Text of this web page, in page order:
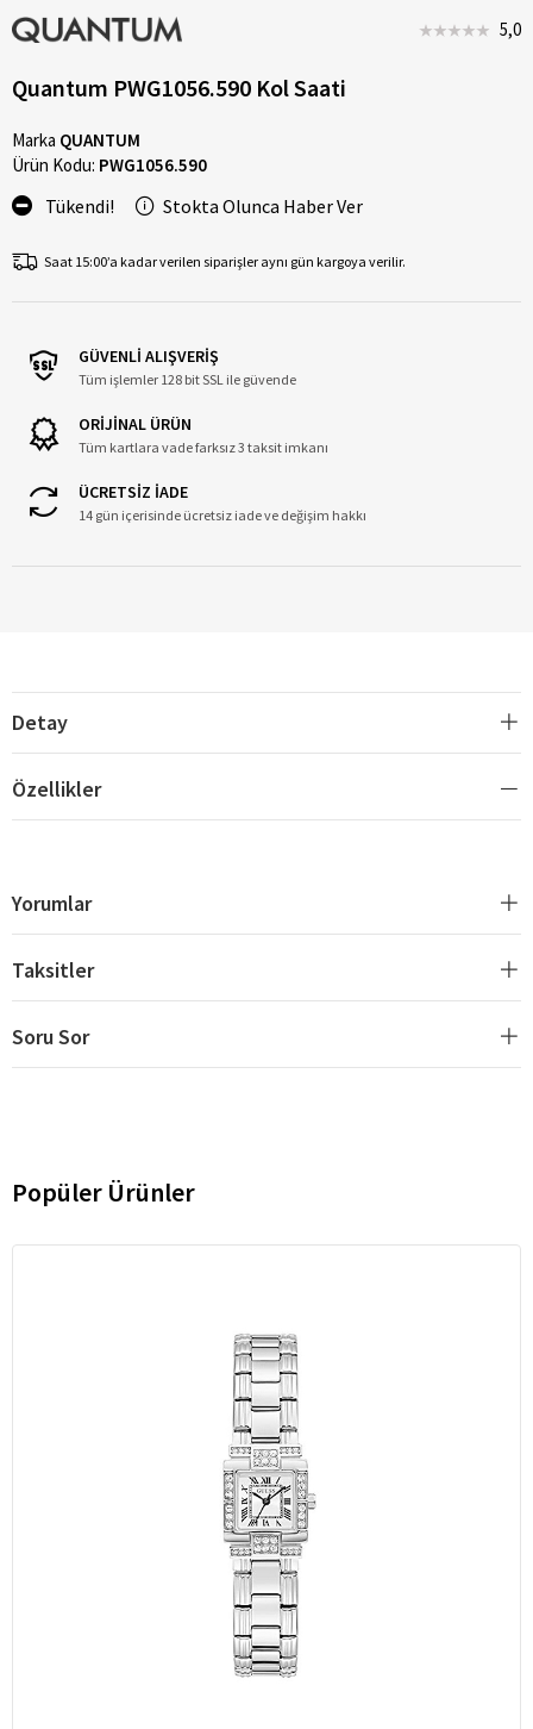
5,0
Quantum PWG1056.590 Kol Saati
Marka QUANTUM
Ürün Kodu: PWG1056.590
Tükendi! Stokta Olunca Haber Ver
Saat 15:00’a kadar verilen siparişler aynı gün kargoya verilir.
GÜVENLİ ALIŞVERİŞ
Tüm işlemler 128 bit SSL ile güvende
ORİJİNAL ÜRÜN
Tüm kartlara vade farksız 3 taksit imkanı
ÜCRETSİZ İADE
14 gün içerisinde ücretsiz iade ve değişim hakkı
Detay
Özellikler
Yorumlar
Taksitler
Soru Sor
Popüler Ürünler